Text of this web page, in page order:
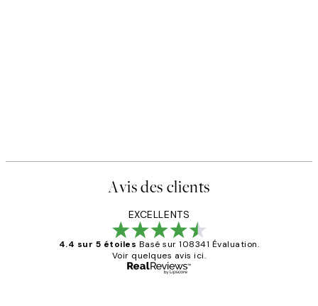
Avis des clients
EXCELLENTS
4.4 sur 5 étoiles Basé sur 108341 Évaluation.
Voir quelques avis ici.